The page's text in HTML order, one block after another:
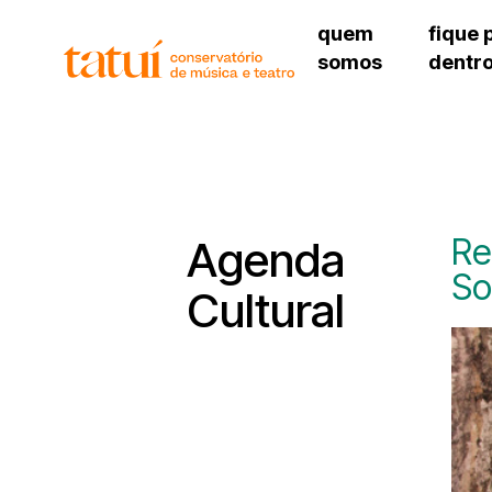
quem
somos
fique
Agenda
Cultural